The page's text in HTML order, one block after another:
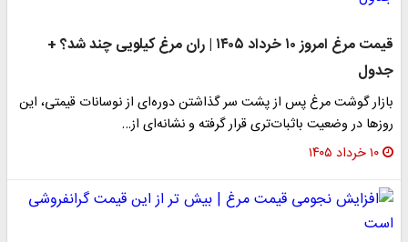
قیمت مرغ امروز ۱۰ خرداد ۱۴۰۵ | ران مرغ کیلویی چند شد؟ +
جدول
بازار گوشت مرغ پس از پشت سر گذاشتن دوره‌ای از نوسانات قیمتی، این
روزها در وضعیت باثبات‌تری قرار گرفته و نشانه‌ای از…
۱۰ خرداد ۱۴۰۵